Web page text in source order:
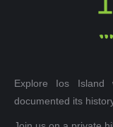
Explore Ios Island
documented its